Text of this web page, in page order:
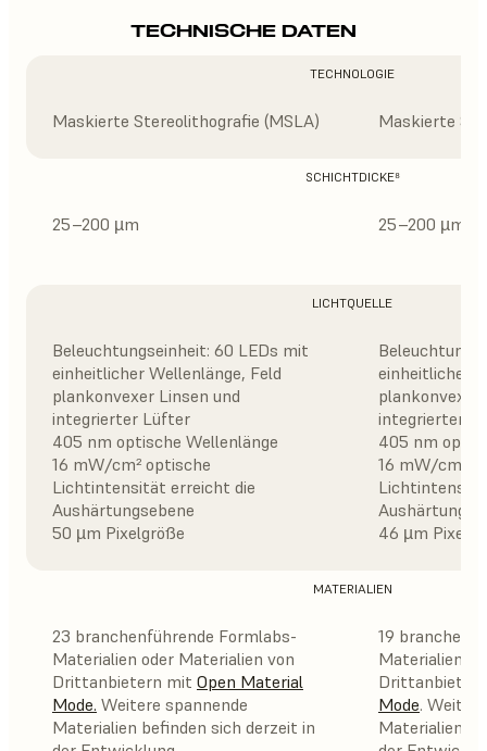
TECHNISCHE DATEN
TECHNOLOGIE
Maskierte Stereolithografie (MSLA) Maskierte
SCHICHTDICKE⁸
25–200 µm 25–200 µm
LICHTQUELLE
Beleuchtungseinheit: 60 LEDs mit
einheitlicher Wellenlänge, Feld
plankonvexer Linsen und
integrierter Lüfter
405 nm optische Wellenlänge
16 mW/cm² optische
Lichtintensität erreicht die
Aushärtungsebene
50 µm Pixelgröße
einheitlicher
plankonvexer
integrierter
405 nm
16 mW/cm²
46 µm
MATERIALIEN
23 branchenführende Formlabs-
Materialien oder Materialien von
Drittanbietern mit Open Material
Mode. Weitere spannende
Materialien befinden sich derzeit in
19
Materialien
Mode.
Materialien